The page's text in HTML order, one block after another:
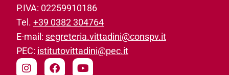
P.IVA: 02259910186­
Tel. +39 0382 304764
E-mail: segreteria.vittadini@conspv.it
PEC: istitutovittadini@pec.it